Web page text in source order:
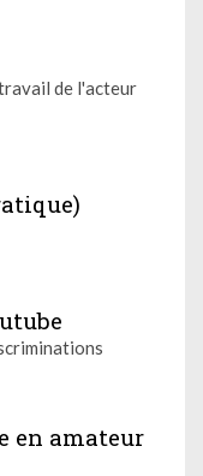
de l'acteur
en amateur